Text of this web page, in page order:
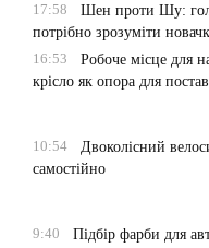
17:58
Шен проти Шу:
потрібно зрозуміти
16:53
Робоче місце для
крісло як опора для
10:54
Двоколісний
самостійно
9:40
Підбір фарби для